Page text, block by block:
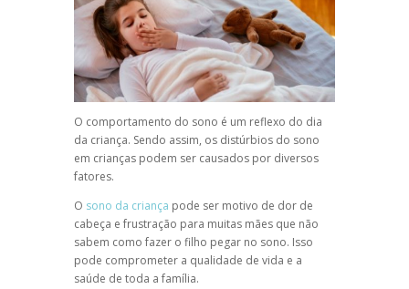
O comportamento do sono é um reflexo do dia
da criança. Sendo assim, os distúrbios do sono
em crianças podem ser causados por diversos
fatores.
O sono da criança pode ser motivo de dor de
cabeça e frustração para muitas mães que não
sabem como fazer o filho pegar no sono. Isso
pode comprometer a qualidade de vida e a
saúde de toda a família.